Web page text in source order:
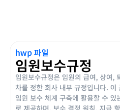
hwp 파일
임원보수규정
임원보수규정은 임원의 급여, 상여,
차를 정한 회사 내부 규정입니다. 이
임원 보수 체계 구축에 활용할 수 있
로 제공하며, 보수 결정 원칙, 지급